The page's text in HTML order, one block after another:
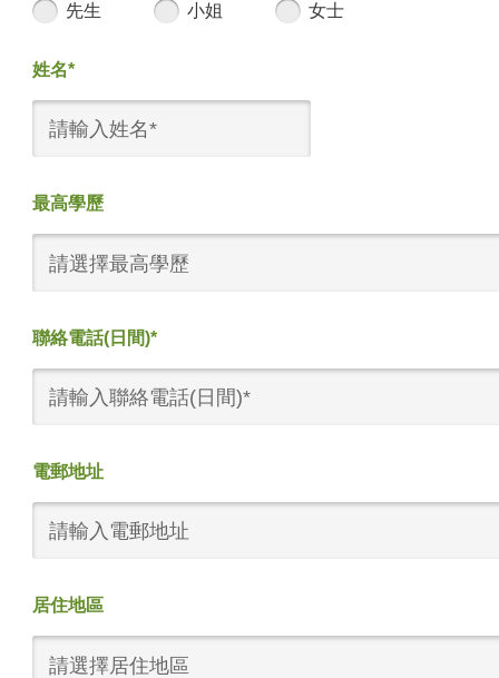
先生
小姐 女士
姓名*
最高學歷
請選擇最高學歷
聯絡電話(日間)*
電郵地址
居住地區
請選擇居住地區